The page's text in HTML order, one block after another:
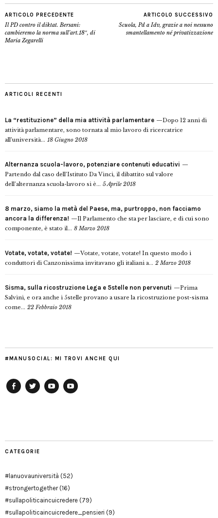
ARTICOLO PRECEDENTE
Il PD contro il diktat. Bersani:
cambieremo la norma sull’art.18″, di
Maria Zegarelli
ARTICOLO SUCCESSIVO
Scuola, Pd a Idv, grazie a noi nessuno
smantellamento né privatizzazione
ARTICOLI RECENTI
La “restituzione” della mia attività parlamentare
Dopo 12 anni di
attività parlamentare, sono tornata al mio lavoro di ricercatrice
all’università... 18 Giugno 2018
Alternanza scuola-lavoro, potenziare contenuti educativi
Partendo dal caso dell’Istituto Da Vinci, il dibattito sul valore
dell’alternanza scuola-lavoro si è... 5 Aprile 2018
8 marzo, siamo la metà del Paese, ma, purtroppo, non facciamo
ancora la differenza!
Il Parlamento che sta per lasciare, e di cui sono
componente, è stato il... 8 Marzo 2018
Votate, votate, votate!
Votate, votate, votate! In questo modo i
conduttori di Canzonissima invitavano gli italiani a... 2 Marzo 2018
Sisma, sulla ricostruzione Lega e 5stelle non pervenuti
Prima
Salvini, e ora anche i 5stelle provano a usare la ricostruzione post-sisma
come... 22 Febbraio 2018
#MANUSOCIAL: MI TROVI ANCHE QUI
CATEGORIE
#lanuovauniversità (52)
#strongertogether(16)
#sullapoliticaincuicredere (79)
#sullapoliticaincuicredere_pensieri (9)